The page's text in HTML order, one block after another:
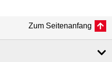
Zum Seitenanfang